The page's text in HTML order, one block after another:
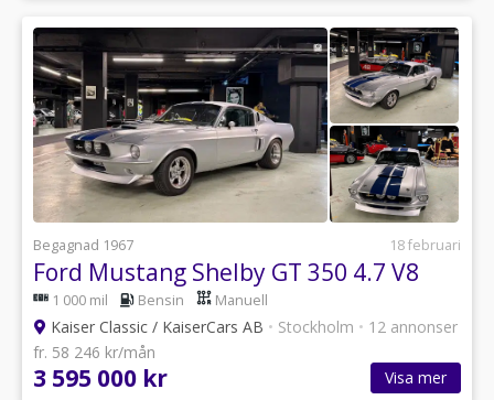
Begagnad 1967 18 februari
Ford Mustang Shelby GT 350 4.7 V8
1 000 mil Bensin Manuell
Kaiser Classic / KaiserCars AB • Stockholm • 12 annonser
fr. 58 246 kr/mån
3 595 000 kr Visa mer